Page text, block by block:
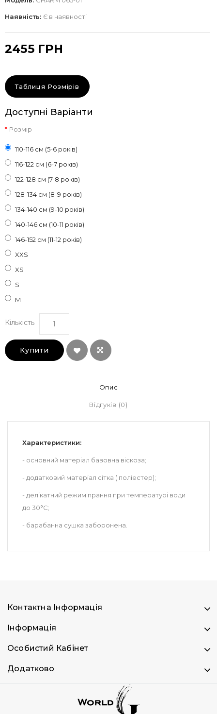
Наявність: Є в наявності
2455 ГРН
Таблиця Розмірів
Доступні Варіанти
Розмір
110-116 см (5-6 років)
116-122 см (6-7 років)
122-128 см (7-8 років)
128-134 см (8-9 років)
134-140 см (9-10 років)
140-146 см (10-11 років)
146-152 см (11-12 років)
XXS
XS
S
M
Кількість
Купити
Опис
Відгуків (0)
Характеристики:
- основний матеріал бавовна віскоза;
- додатковий матеріал сітка ( поліестер);
- делікатний режим прання при температурі води
до 30°С;
- барабанна сушка заборонена.
Контактна Інформація
Інформація
Особистий Кабінет
Додатково